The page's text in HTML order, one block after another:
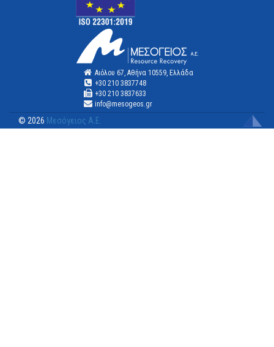
Αιόλου 67, Αθήνα 10559, Ελλάδα
+30 210 3837748
+30 210 3837633
info@mesogeos.gr
© 2026 Μεσόγειος Α.Ε.